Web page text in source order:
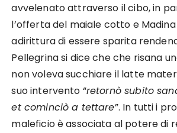
avvelenato attraverso il cibo, in
l’offerta del maiale cotto e
adirittura di essere sparita
Pellegrina si dice che che risana
non voleva succhiare il latte
suo intervento “retornò subito
et cominciò a tettare”. In tutti i
maleficio è associata al potere di